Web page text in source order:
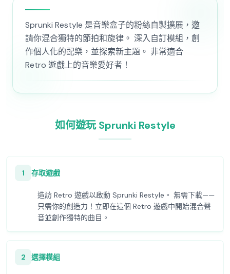
Sprunki Restyle 是音樂盒子的粉絲自製擴展，邀
請你混合獨特的節拍和旋律。 深入自訂模組，創
作個人化的配樂，並探索新主題。 非常適合
Retro 遊戲上的音樂愛好者！
如何遊玩 Sprunki Restyle
1 存取遊戲
造訪 Retro 遊戲以啟動 Sprunki Restyle。 無需下載——
只需你的創造力！立即在這個 Retro 遊戲中開始混合聲
音並創作獨特的曲目。
2 選擇模組